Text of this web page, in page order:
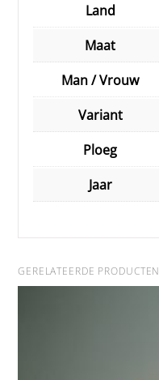
Land
Maat
Man / Vrouw
Variant
Ploeg
Jaar
GERELATEERDE PRODUCTEN